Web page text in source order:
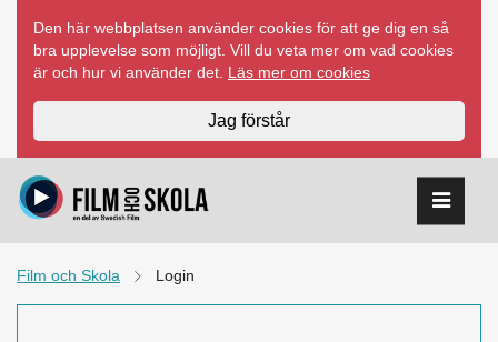
innehåll
Den här webbplatsen använder cookies för att ge dig en så
bra upplevelse som möjligt. Vill du veta mer om vad cookies
är och hur vi använder det. Läs mer om cookies
Jag förstår
Film och Skola Login